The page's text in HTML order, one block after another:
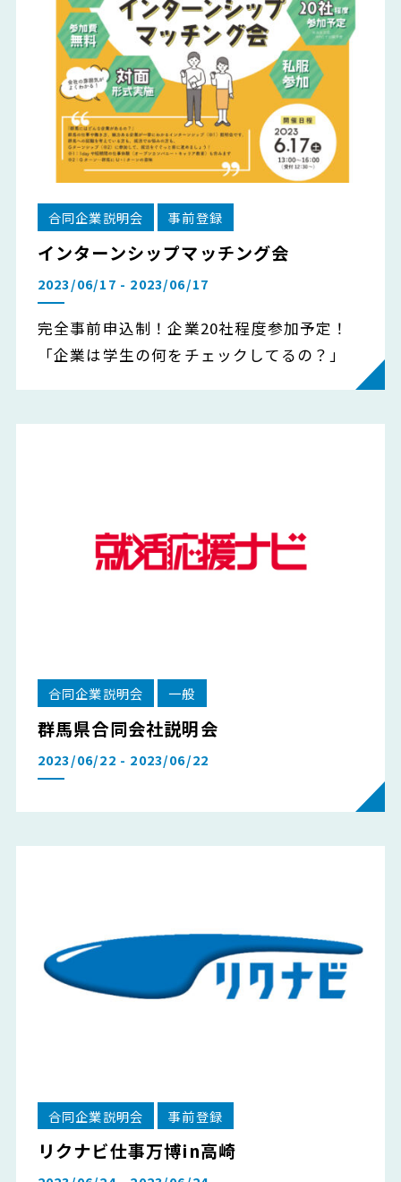
合同企業説明会 事前登録
インターンシップマッチング会
2023/06/17 - 2023/06/17
完全事前申込制！企業20社程度参加予定！
「企業は学生の何をチェックしてるの？」
合同企業説明会 一般
群馬県合同会社説明会
2023/06/22 - 2023/06/22
合同企業説明会 事前登録
リクナビ仕事万博in高崎